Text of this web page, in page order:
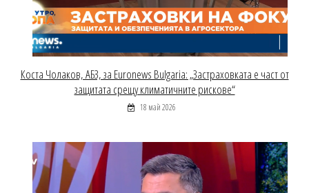
Коста Чолаков, АБЗ, за Euronews Bulgaria: „Застраховката е част от
защитата срещу климатичните рискове“
18 май 2026